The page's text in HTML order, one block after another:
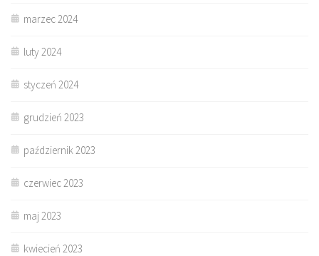
marzec 2024
luty 2024
styczeń 2024
grudzień 2023
październik 2023
czerwiec 2023
maj 2023
kwiecień 2023